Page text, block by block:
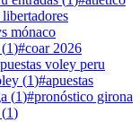
libertadores
mónaco
(1)#coar 2026
voley peru
(1)#apuestas
(1)#pronóstico girona
(1)